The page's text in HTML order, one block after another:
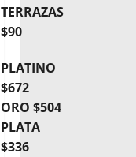
TERRAZAS
$90
PLATINO
$672
ORO $504
PLATA
$336